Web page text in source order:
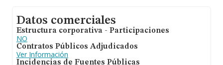
Datos comerciales
Estructura corporativa - Participaciones
NO
Contratos Públicos Adjudicados
Ver Información
Incidencias de Fuentes Públicas